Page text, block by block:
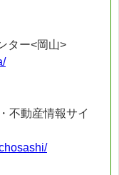
ター<岡山>
動産情報サイ